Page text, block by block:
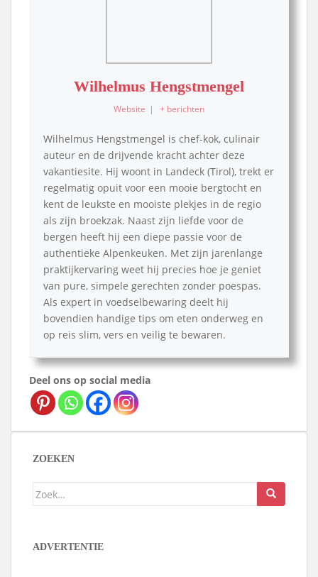
Wilhelmus Hengstmengel
Website | + berichten
Wilhelmus Hengstmengel is chef-kok, culinair
auteur en de drijvende kracht achter deze
vakantiesite. Hij woont in Landeck (Tirol), trekt er
regelmatig opuit voor een mooie bergtocht en
kent de leukste en mooiste plekjes in de regio
als zijn broekzak. Naast zijn liefde voor de
bergen heeft hij een diepe passie voor de
authentieke Alpenkeuken. Met zijn jarenlange
praktijkervaring weet hij precies hoe je geniet
van pure, simpele gerechten zonder poespas.
Als expert in voedselbewaring deelt hij
bovendien handige tips om eten onderweg en
op reis slim, vers en veilig te bewaren.
Deel ons op social media
ZOEKEN
Zoek
ADVERTENTIE